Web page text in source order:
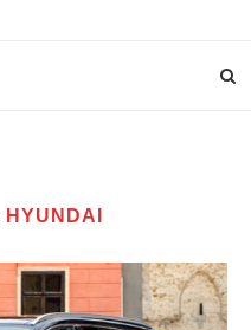
HYUNDAI